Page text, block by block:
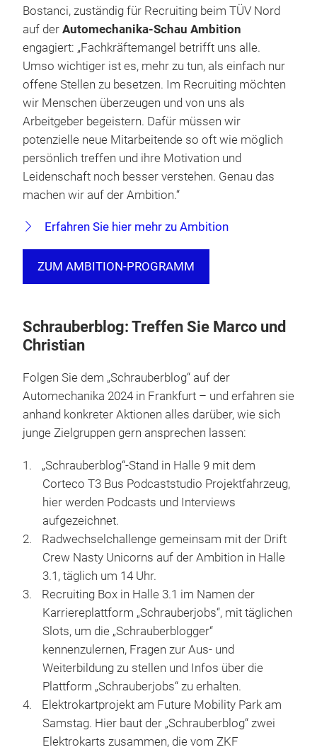
Bostanci, zuständig für Recruiting beim TÜV Nord
auf der Automechanika-Schau Ambition
engagiert: „Fachkräftemangel betrifft uns alle.
Umso wichtiger ist es, mehr zu tun, als einfach nur
offene Stellen zu besetzen. Im Recruiting möchten
wir Menschen überzeugen und von uns als
Arbeitgeber begeistern. Dafür müssen wir
potenzielle neue Mitarbeitende so oft wie möglich
persönlich treffen und ihre Motivation und
Leidenschaft noch besser verstehen. Genau das
machen wir auf der Ambition.“
Erfahren Sie hier mehr zu Ambition
ZUM AMBITION-PROGRAMM
Schrauberblog: Treffen Sie Marco und
Christian
Folgen Sie dem „Schrauberblog“ auf der
Automechanika 2024 in Frankfurt – und erfahren sie
anhand konkreter Aktionen alles darüber, wie sich
junge Zielgruppen gern ansprechen lassen:
„Schrauberblog“-Stand in Halle 9 mit dem
Corteco T3 Bus Podcaststudio Projektfahrzeug,
hier werden Podcasts und Interviews
aufgezeichnet.
Radwechselchallenge gemeinsam mit der Drift
Crew Nasty Unicorns auf der Ambition in Halle
3.1, täglich um 14 Uhr.
Recruiting Box in Halle 3.1 im Namen der
Karriereplattform „Schrauberjobs“, mit täglichen
Slots, um die „Schrauberblogger“
kennenzulernen, Fragen zur Aus- und
Weiterbildung zu stellen und Infos über die
Plattform „Schrauberjobs“ zu erhalten.
Elektrokartprojekt am Future Mobility Park am
Samstag. Hier baut der „Schrauberblog“ zwei
Elektrokarts zusammen, die vom ZKF